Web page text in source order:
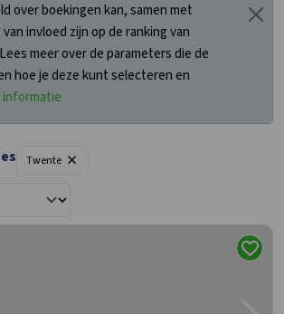
over boekingen kan, samen met
invloed zijn op de ranking van
meer over de parameters die de
hoe je deze kunt selecteren en
informatie
Twente ×